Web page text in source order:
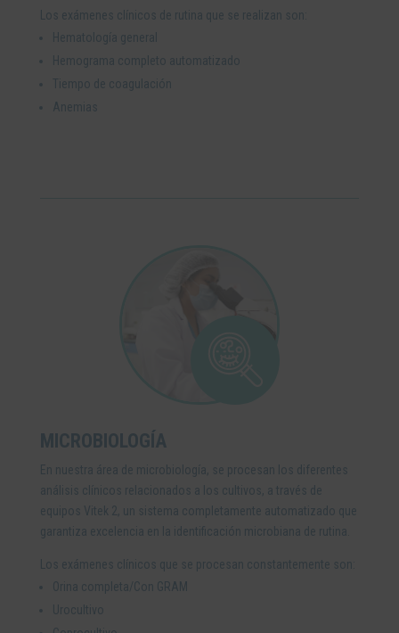
Los exámenes clínicos de rutina que se realizan son:
Hematología general
Hemograma completo automatizado
Tiempo de coagulación
Anemias
MICROBIOLOGÍA
En nuestra área de microbiología, se procesan los diferentes
análisis clínicos relacionados a los cultivos, a través de
equipos Vitek 2, un sistema completamente automatizado que
garantiza excelencia en la identificación microbiana de rutina.
Los exámenes clínicos que se procesan constantemente son:
Orina completa/Con GRAM
Urocultivo